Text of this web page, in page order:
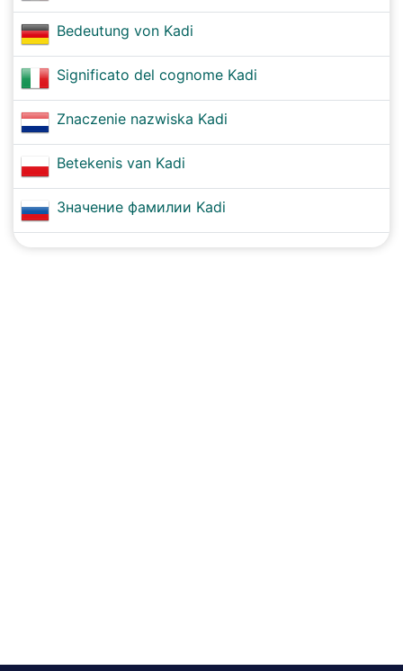
Bedeutung von Kadi
Significato del cognome Kadi
Znaczenie nazwiska Kadi
Betekenis van Kadi
Значение фамилии Kadi